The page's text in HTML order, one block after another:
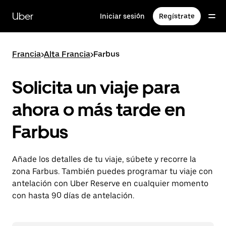
contenido
principal
Uber Iniciar sesión Regístrate
Francia>Alta Francia>Farbus
Solicita un viaje para
ahora o más tarde en
Farbus
Añade los detalles de tu viaje, súbete y recorre la
zona Farbus. También puedes programar tu viaje con
antelación con Uber Reserve en cualquier momento
con hasta 90 días de antelación.